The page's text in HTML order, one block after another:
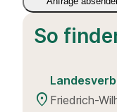
So
location_on Friedrich-